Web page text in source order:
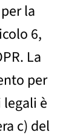
la
6,
La
per
è
c) del